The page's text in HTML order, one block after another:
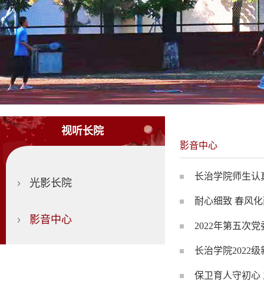
视听长院
光影长院
影音中心
影音中心
长治学院师生认
耐心细致 春风
2022年第五次
长治学院2022
保卫育人守初心